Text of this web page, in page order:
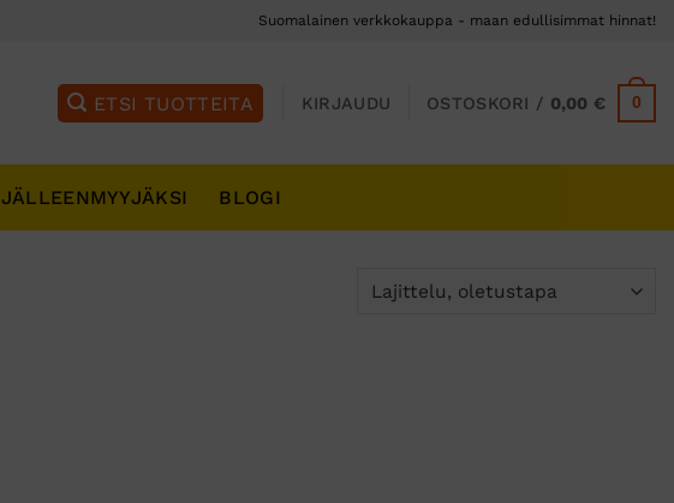
Suomalainen verkkokauppa - maan edullisimmat hinnat!
KIRJAUDU OSTOSKORI / 0,00€ 0
JÄLLEENMYYJÄKSI BLOGI